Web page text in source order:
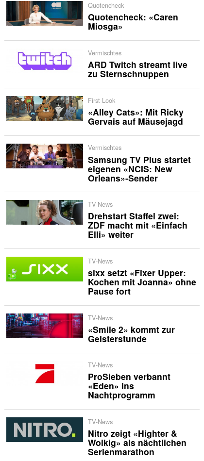
Quotencheck
Quotencheck: «Caren
Miosga»
Vermischtes
ARD Twitch streamt live
zu Sternschnuppen
First Look
«Alley Cats»: Mit Ricky
Gervais auf Mäusejagd
Vermischtes
Samsung TV Plus startet
eigenen «NCIS: New
Orleans»-Sender
TV-News
Drehstart Staffel zwei:
ZDF macht mit «Einfach
Elli» weiter
TV-News
sixx setzt «Fixer Upper:
Kochen mit Joanna» ohne
Pause fort
TV-News
«Smile 2» kommt zur
Geisterstunde
TV-News
ProSieben verbannt
«Eden» ins
Nachtprogramm
TV-News
Nitro zeigt «Highter &
Wolkig» als nächtlichen
Serienmarathon